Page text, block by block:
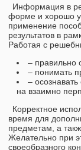
Информация в
форме и хорошо
применение
результатов в
Работая с
– правильно
– понимать
–
на взаимно
Корректное
время для
предметам, а
Желательно при
своеобразного